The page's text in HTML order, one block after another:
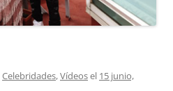
Celebridades,Vídeosel 15 junio,